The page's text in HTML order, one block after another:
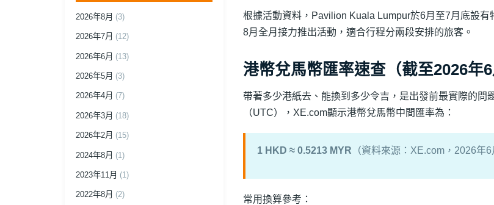
2026年8月 (3)
2026年7月 (12)
2026年6月 (13)
2026年5月 (3)
2026年4月 (7)
2026年3月 (18)
2026年2月 (15)
2024年8月 (1)
2023年11月 (1)
2022年8月 (2)
根據活動資料，Pavilion Kuala Lumpur於6月至7月底設
8月全月接力推出活動，適合行程分兩段安排的旅客。
港幣兌馬幣匯率速查（截至2026年6
帶著多少港紙去、能換到多少令吉，是出發前最實際的問
（UTC），XE.com顯示港幣兌馬幣中間匯率為：
1 HKD ≈ 0.5213 MYR （資料來源：XE.com，2026年
常用換算參考：